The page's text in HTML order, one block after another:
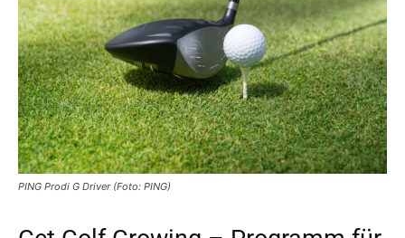
PING Prodi G Driver (Foto: PING)